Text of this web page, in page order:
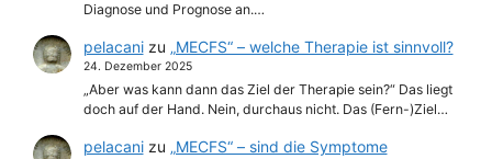
Diagnose und Prognose an.…
pelacanizu „MECFS“ – welche Therapie ist sinnvoll?
24. Dezember 2025
„Aber was kann dann das Ziel der Therapie sein?“ Das liegt
doch auf der Hand. Nein, durchaus nicht. Das (Fern-)Ziel…
pelacanizu „MECFS“ – sind die Symptome